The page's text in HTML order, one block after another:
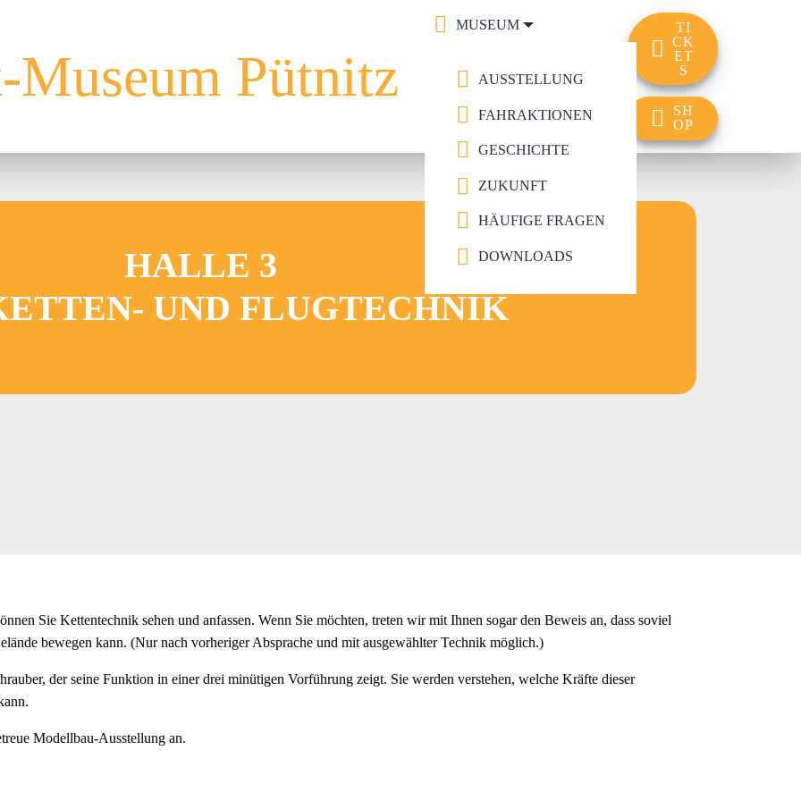
MUSEUM
AUSSTELLUNG
FAHRAKTIONEN
GESCHICHTE
ZUKUNFT
HÄUFIGE FRAGEN
DOWNLOADS
EVENTS
TI
CK
ET
S
SH
OP
HALLE 3
UND FLUGTECHNIK
Sie Kettentechnik sehen und anfassen. Wenn Sie möchten, treten wir mit Ihnen sogar den Beweis an, dass soviel
bewegen kann. (Nur nach vorheriger Absprache und mit ausgewählter Technik möglich.)
der seine Funktion in einer drei minütigen Vorführung zeigt. Sie werden verstehen, welche Kräfte dieser
Modellbau-Ausstellung an.